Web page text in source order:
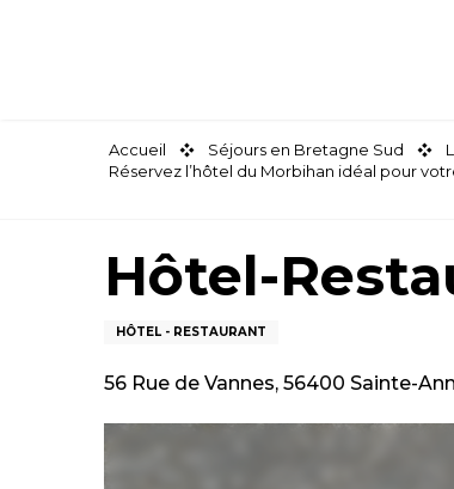
Accueil Séjours en Bretagne Sud
Réservez l’hôtel du Morbihan idéal pour
Hôtel-
HÔTEL - RESTAURANT
56 Rue de Vannes, 56400 Sainte-